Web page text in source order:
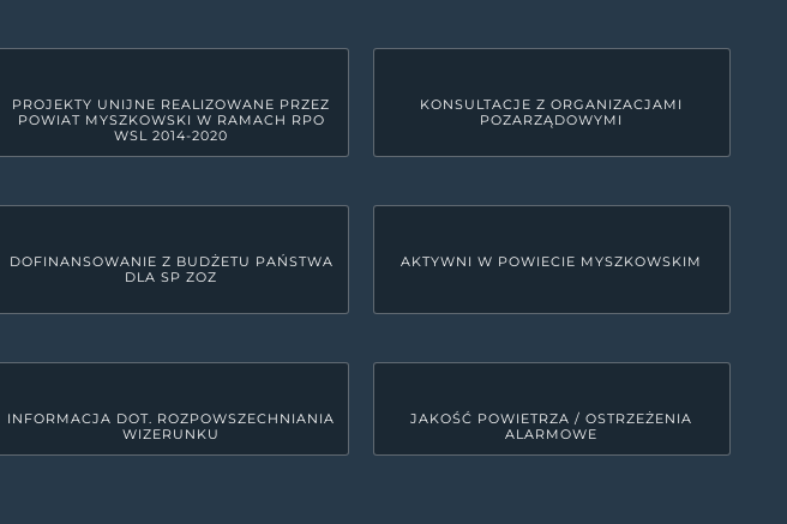
PROJEKTY UNIJNE REALIZOWANE PRZEZ
POWIAT MYSZKOWSKI W RAMACH RPO
WSL 2014-2020
KONSULTACJE Z ORGANIZACJAMI
POZARZĄDOWYMI
DOFINANSOWANIE Z BUDŻETU PAŃSTWA
DLA SP ZOZ
AKTYWNI W POWIECIE MYSZKOWSKIM
INFORMACJA DOT. ROZPOWSZECHNIANIA
WIZERUNKU
JAKOŚĆ POWIETRZA / OSTRZEŻENIA
ALARMOWE
GODZINY PRACY URZĘDU LINKI SYSTEMOWE